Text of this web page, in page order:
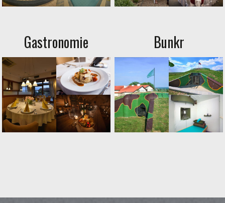
Gastronomie Bunkr